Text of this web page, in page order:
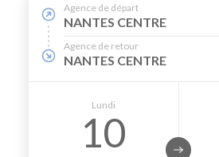
Agence de départ
NANTES CENTRE
Agence de retour
NANTES CENTRE
Lundi
10